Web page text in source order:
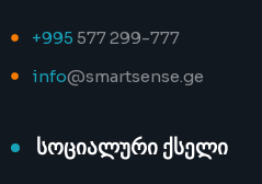
+995 577 299-777
info@smartsense.ge
სოციალური ქსელი